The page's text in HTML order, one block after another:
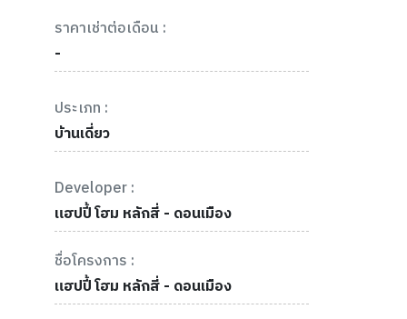
ราคาเช่าต่อเดือน :
-
ประเภท :
บ้านเดี่ยว
Developer :
แฮปปี้ โฮม หลักสี่ - ดอนเมือง
ชื่อโครงการ :
แฮปปี้ โฮม หลักสี่ - ดอนเมือง